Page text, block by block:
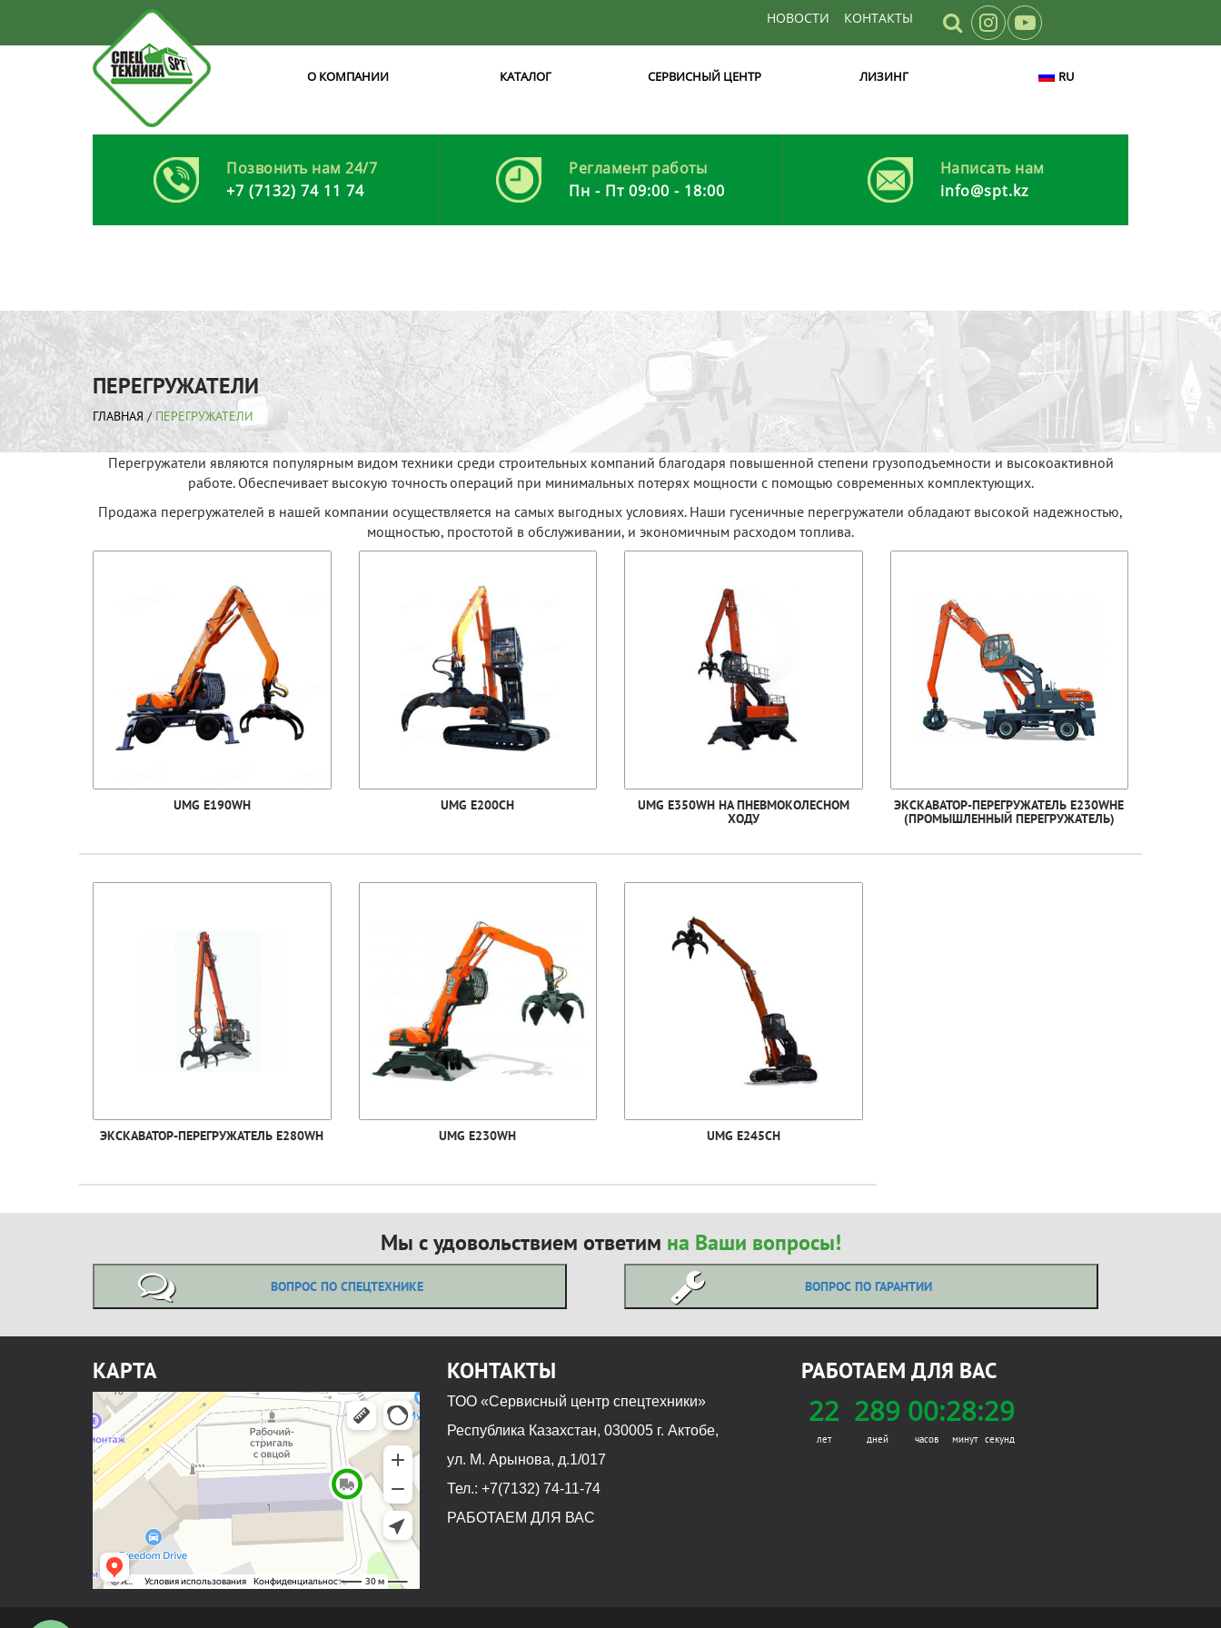
НОВОСТИ КОНТАКТЫ
О КОМПАНИИ КАТАЛОГ СЕРВИСНЫЙ ЦЕНТР ЛИЗИНГ RU
Позвонить нам 24/7
+7 (7132) 74 11 74
Регламент работы
Пн - Пт 09:00 - 18:00
Написать нам
info@spt.kz
ПЕРЕГРУЖАТЕЛИ
ГЛАВНАЯ / ПЕРЕГРУЖАТЕЛИ
Перегружатели являются популярным видом техники среди строительных компаний благодаря повышенной степени грузоподъемности и высокоактивной
работе. Обеспечивает высокую точность операций при минимальных потерях мощности с помощью современных комплектующих.
Продажа перегружателей в нашей компании осуществляется на самых выгодных условиях. Наши гусеничные перегружатели обладают высокой надежностью,
мощностью, простотой в обслуживании, и экономичным расходом топлива.
UMG Е190WН UMG Е200CН
UMG Е350WН НА ПНЕВМОКОЛЕСНОМ
ХОДУ
ЭКСКАВАТОР-ПЕРЕГРУЖАТЕЛЬ E230WHE
(ПРОМЫШЛЕННЫЙ ПЕРЕГРУЖАТЕЛЬ)
ЭКСКАВАТОР-ПЕРЕГРУЖАТЕЛЬ E280WH UMG E230WH UMG E245CH
Мы с удовольствием ответим на Ваши вопросы!
ВОПРОС ПО СПЕЦТЕХНИКЕ ВОПРОС ПО ГАРАНТИИ
КАРТА КОНТАКТЫ
ТОО «Сервисный центр спецтехники»
Республика Казахстан, 030005 г. Актобе,
ул. М. Арынова, д.1/017
Тел.: +7(7132) 74-11-74
РАБОТАЕМ ДЛЯ ВАС
РАБОТАЕМ ДЛЯ ВАС
22
лет
289
дней
00:
часов
28:
минут
29
секунд